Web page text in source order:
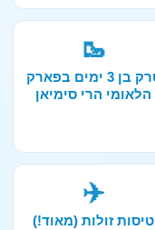
🥾
טרק בן 3 ימים בפארק
הלאומי הרי סימיאן
✈️
טיסות זולות (מאוד!)